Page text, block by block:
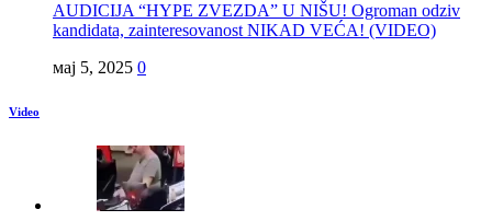
AUDICIJA “HYPE ZVEZDA” U NIŠU! Ogroman odziv
kandidata, zainteresovanost NIKAD VEĆA! (VIDEO)
мај 5, 2025 0
Video